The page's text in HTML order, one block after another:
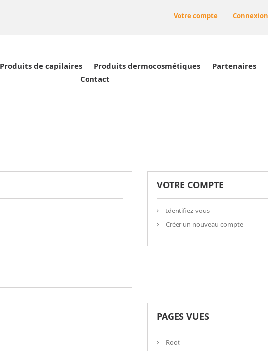
Connexion
Votre compte
Produits de capilaires Produits dermocosmétiques
Partenaires
Contact
VOTRE COMPTE
Identifiez-vous
Créer un nouveau compte
PAGES VUES
Root